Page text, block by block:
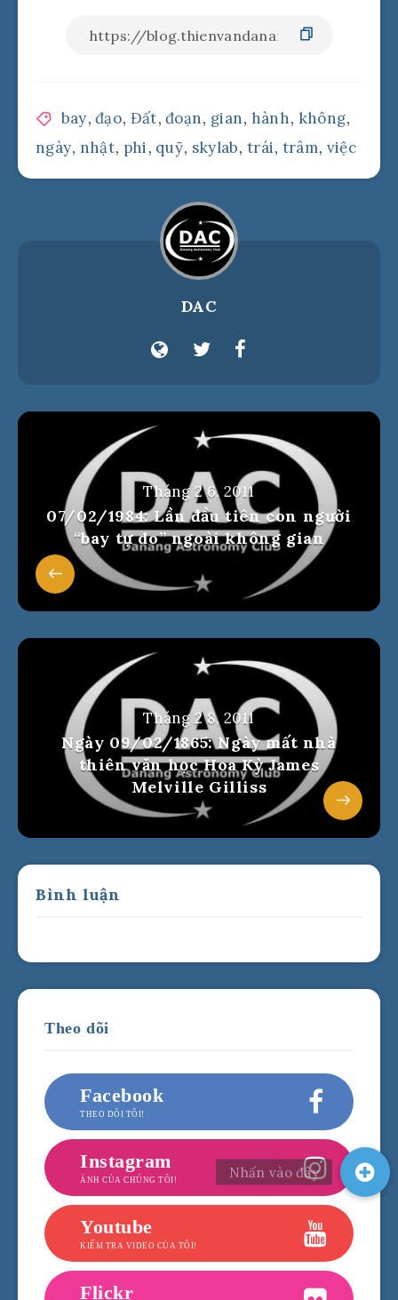
bay,đạo, Đất,đoạn, gian, hành, không,
ngày, nhật, phi, quỹ, skylab,trái, trâm, việc
DAC
Tháng 2 6, 2011
07/02/1984: Lần đầu tiên con người
“bay tự do” ngoài không gian
Tháng 2 8, 2011
Ngày 09/02/1865: Ngày mất nhà
thiên văn học Hoa Kỳ James
Melville Gilliss
Bình luận
Theo dõi
Facebook
THEO DÕI TÔI!
Instagram
ẢNH CỦA CHÚNG TÔI!
Youtube
KIỂM TRA VIDEO CỦA TÔI!
Flickr